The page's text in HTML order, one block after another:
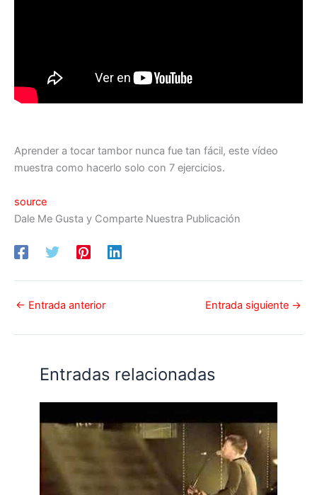
Aprender a tocar tambor nunca fue tan fácil, este vídeo
muestra como hacerlo solo con 7 ejercicios.
source
Dale Me Gusta y Comparte Nuestra Publicación
← Entrada anterior Entrada siguiente →
Entradas relacionadas